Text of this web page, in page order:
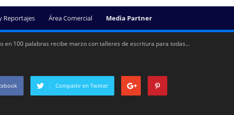
Reportajes Área Comercial Media Partner
en 100 palabras recibe marzo con talleres de escritura para todas...
Compartir en Twitter